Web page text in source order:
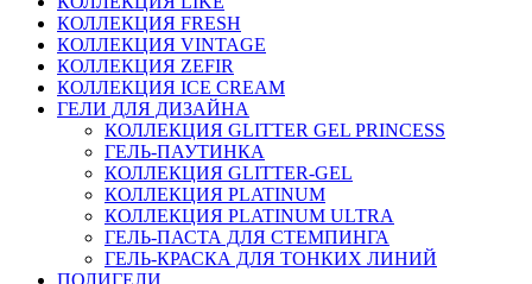
КОЛЛЕКЦИЯ FRESH
КОЛЛЕКЦИЯ VINTAGE
КОЛЛЕКЦИЯ ZEFIR
КОЛЛЕКЦИЯ ICE CREAM
ГЕЛИ ДЛЯ ДИЗАЙНА
КОЛЛЕКЦИЯ GLITTER GEL PRINCESS
ГЕЛЬ-ПАУТИНКА
КОЛЛЕКЦИЯ GLITTER-GEL
КОЛЛЕКЦИЯ PLATINUM
КОЛЛЕКЦИЯ PLATINUM ULTRA
ГЕЛЬ-ПАСТА ДЛЯ СТЕМПИНГА
ГЕЛЬ-КРАСКА ДЛЯ ТОНКИХ ЛИНИЙ
ПОЛИГЕЛИ